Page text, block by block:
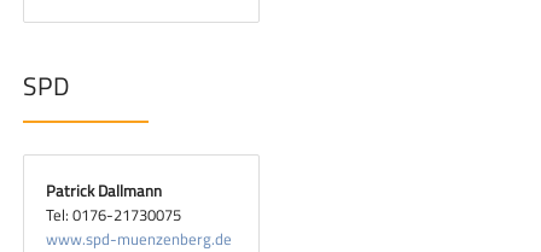
SPD
Patrick Dallmann
Tel: 0176-21730075
www.spd-muenzenberg.de